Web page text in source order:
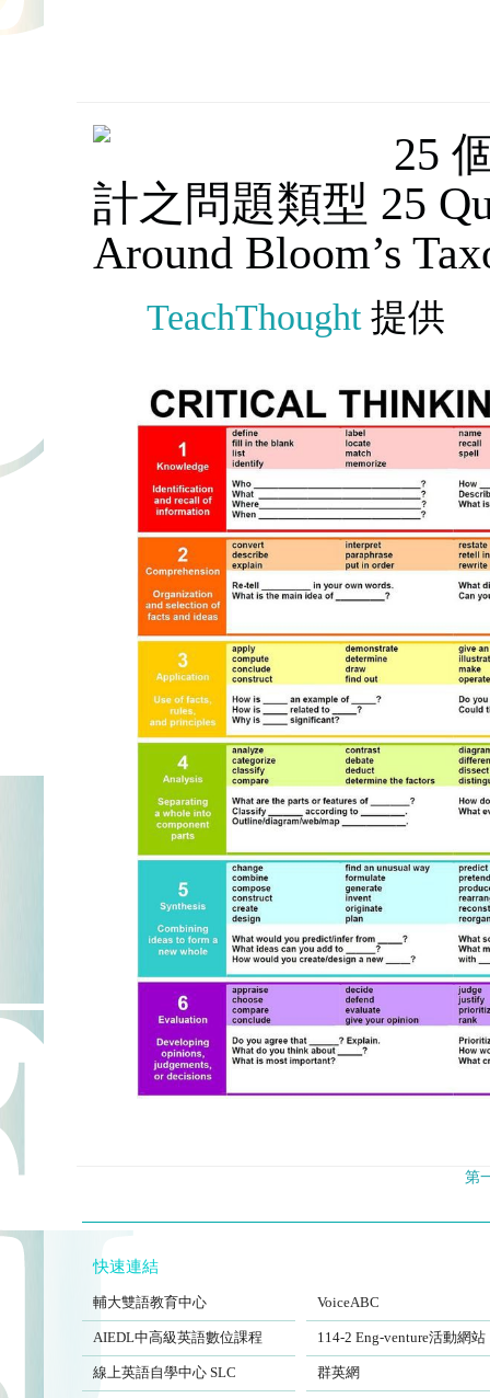
25
計之問題類型 25
Around Bloom’s
TeachThought提供
第
快速連結
FJCUBEC
輔大雙語教育中心
VoiceABC
AIEDL中高級英語數位課程
AIEDL中高級英語數位課程
114-2 Eng-venture活動網站
Self-Learning Center
線上英語自學中心 SLC
群英網